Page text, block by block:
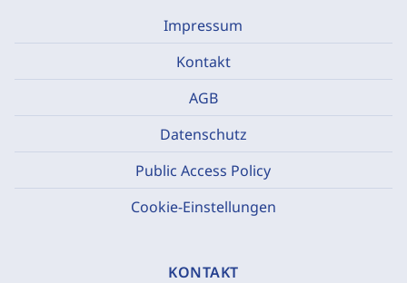
Impressum
Kontakt
AGB
Datenschutz
Public Access Policy
Cookie-Einstellungen
KONTAKT